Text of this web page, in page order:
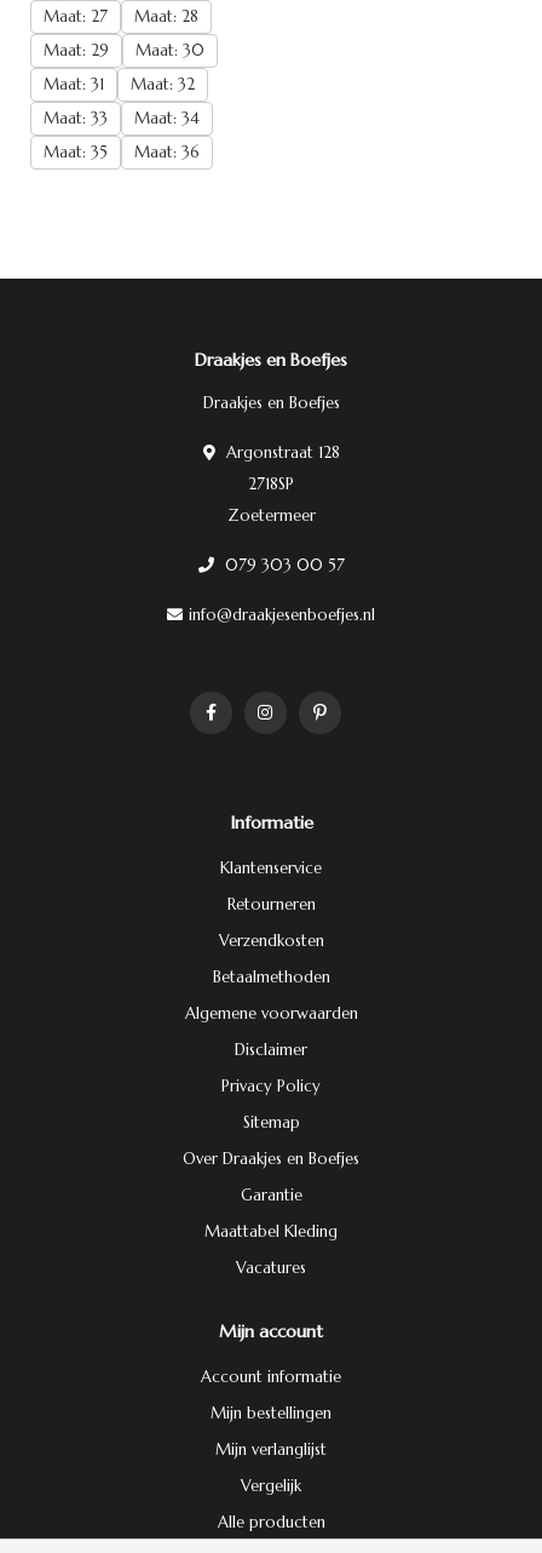
Maat: 27
Maat: 28
Maat: 29
Maat: 30
Maat: 31
Maat: 32
Maat: 33
Maat: 34
Maat: 35
Maat: 36
Draakjes en Boefjes
Draakjes en Boefjes
Argonstraat 128
2718SP
Zoetermeer
079 303 00 57
info@draakjesenboefjes.nl
Informatie
Klantenservice
Retourneren
Verzendkosten
Betaalmethoden
Algemene voorwaarden
Disclaimer
Privacy Policy
Sitemap
Over Draakjes en Boefjes
Garantie
Maattabel Kleding
Vacatures
Mijn account
Account informatie
Mijn bestellingen
Mijn verlanglijst
Vergelijk
Alle producten